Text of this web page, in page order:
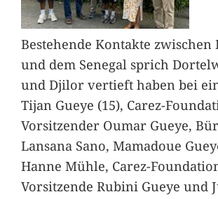
Bestehende Kontakte zwischen
und dem Senegal sprich
und Djilor vertieft haben bei
Tijan Gueye (15), Carez-
Vorsitzender Oumar Gueye,
Lansana Sano, Mamadoue
Hanne Mühle, Carez-
Vorsitzende Rubini Gueye und